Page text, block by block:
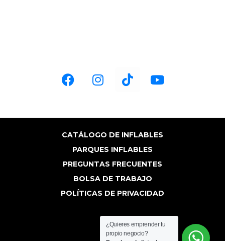
CATÁLOGO DE INFLABLES
PARQUES INFLABLES
PREGUNTAS FRECUENTES
BOLSA DE TRABAJO
POLÍTICAS DE PRIVACIDAD
¿Quieres emprender tu
propio negocio?